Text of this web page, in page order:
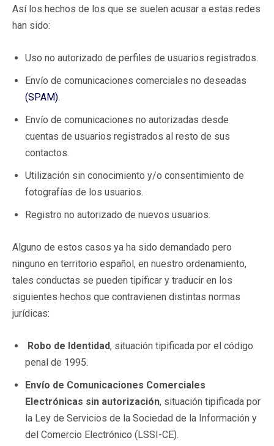
Así los hechos de los que se suelen acusar a estas redes
han sido:
Uso no autorizado de perfiles de usuarios registrados.
Envío de comunicaciones comerciales no deseadas
(SPAM).
Envío de comunicaciones no autorizadas desde
cuentas de usuarios registrados al resto de sus
contactos.
Utilización sin conocimiento y/o consentimiento de
fotografías de los usuarios.
Registro no autorizado de nuevos usuarios.
Alguno de estos casos ya ha sido demandado pero
ninguno en territorio español, en nuestro ordenamiento,
tales conductas se pueden tipificar y traducir en los
siguientes hechos que contravienen distintas normas
jurídicas:
Robo de Identidad, situación tipificada por el código
penal de 1995.
Envío de Comunicaciones Comerciales
Electrónicas sin autorización, situación tipificada por
la Ley de Servicios de la Sociedad de la Información y
del Comercio Electrónico (LSSI-CE).